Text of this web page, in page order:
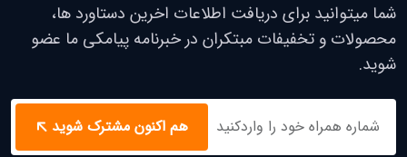
شما میتوانید برای دریافت اطلاعات اخرین دستاورد ها،
محصولات و تخفیفات مبتکران در خبرنامه پیامکی ما عضو
شوید.
هم اکنون مشترک شوید